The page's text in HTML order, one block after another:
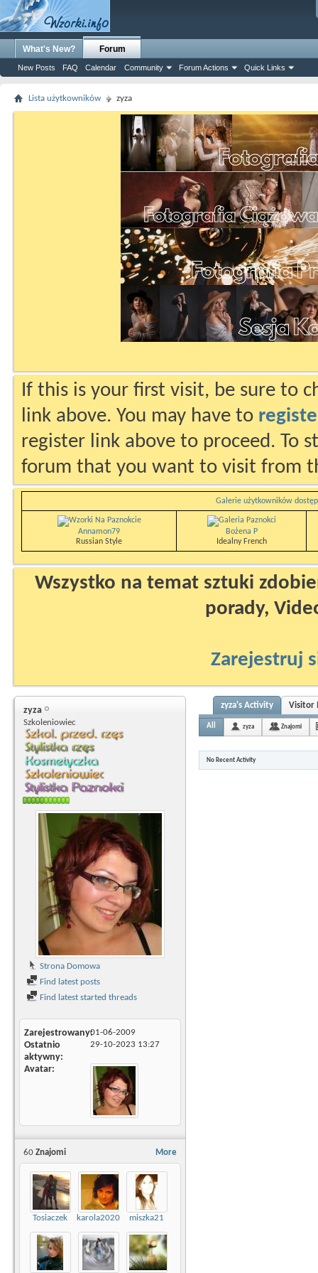
What's New? Forum
New Posts FAQ Calendar Community Forum Actions Quick Links
Lista użytkowników zyza
If this is your first visit, be sure to
link above. You may have to
register link above to proceed. To
forum that you want to visit from
Galerie użytkowników
Annamon79
Russian Style
Bożena P
Idealny French
Wszystko na temat sztuki
porady,
Zarejestruj
zyza
Szkoleniowiec
Strona Domowa
Find latest posts
Find latest started threads
Zarejestrowany01-06-2009
Ostatnio
aktywny
29-10-2023 13:27
Avatar
More
60 Znajomi
Tosiaczek karola2020 miszka21
zyza's Activity Visitor
All zyza Znajomi
No Recent Activity